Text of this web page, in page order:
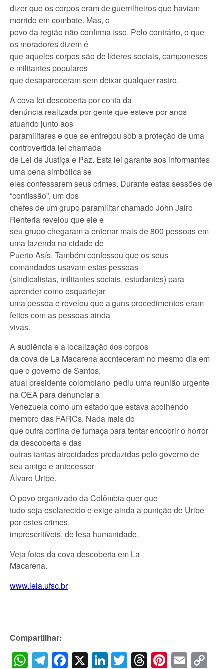
dizer que os corpos eram de guerrilheiros que haviam
morrido em combate. Mas, o
povo da região não confirma isso. Pelo contrário, o que
os moradores dizem é
que aqueles corpos são de líderes sociais, camponeses
e militantes populares
que desapareceram sem deixar qualquer rastro.
A cova foi descoberta por conta da
denúncia realizada por gente que esteve por anos
atuando junto aos
paramilitares e que se entregou sob a proteção de uma
controvertida lei chamada
de Lei de Justiça e Paz. Esta lei garante aos informantes
uma pena simbólica se
eles confessarem seus crimes. Durante estas sessões de
“confissão”, um dos
chefes de um grupo paramilitar chamado John Jairo
Renteria revelou que ele e
seu grupo chegaram a enterrar mais de 800 pessoas em
uma fazenda na cidade de
Puerto Asís. Também confessou que os seus
comandados usavam estas pessoas
(sindicalistas, militantes sociais, estudantes) para
aprender como esquartejar
uma pessoa e revelou que alguns procedimentos eram
feitos com as pessoas ainda
vivas.
A audiência e a localização dos corpos
da cova de La Macarena aconteceram no mesmo dia em
que o governo de Santos,
atual presidente colombiano, pediu uma reunião urgente
na OEA para denunciar a
Venezuela como um estado que estava acolhendo
membro das FARCs. Nada mais do
que outra cortina de fumaça para tentar encobrir o horror
da descoberta e das
outras tantas atrocidades produzidas pelo governo de
seu amigo e antecessor
Álvaro Uribe.
O povo organizado da Colômbia quer que
tudo seja esclarecido e exige ainda a punição de Uribe
por estes crimes,
imprescritíveis, de lesa humanidade.
Veja fotos da cova descoberta em La
Macarena.
www.iela.ufsc.br
Compartilhar:
WhatsApp
Telegram
Facebook
X LinkedIn
Twitter
Threads